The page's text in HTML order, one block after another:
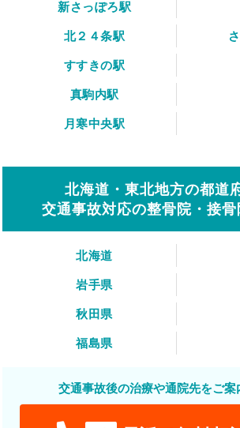
新さっぽろ駅
北２４条駅
すすきの駅
真駒内駅
月寒中央駅
北海道・東北地方の都道
交通事故対応の整骨院・接
北海道
岩手県
秋田県
福島県
交通事故後の治療や通院先をご案